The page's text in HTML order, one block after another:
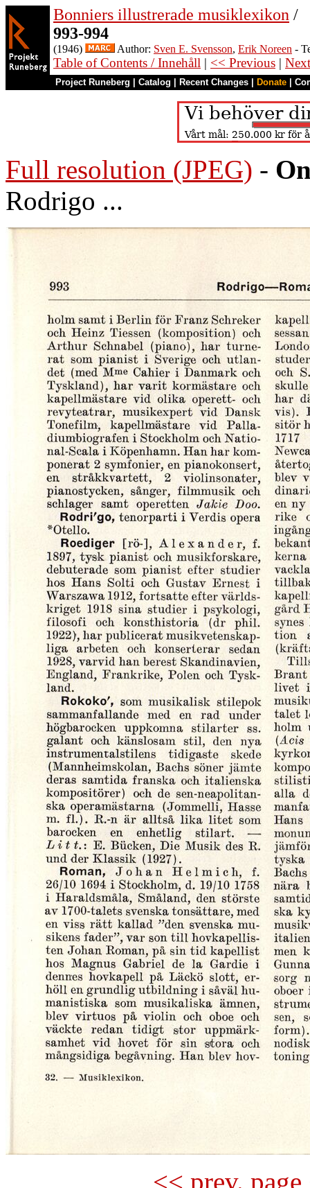
Bonniers illustrerade musiklexikon /
993-994
(1946) Author: Sven E. Svensson, Erik Noreen -
Table of Contents / Innehåll | << Previous |
Project Runeberg Catalog Recent Changes Donate
Full resolution (JPEG) -
Rodrigo ...
<< prev.